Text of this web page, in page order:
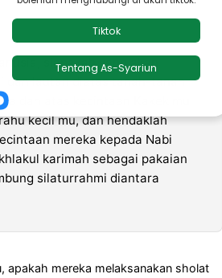
siapakah yang akan
dan lautan diatas tanah-tanah
dan atas kecintaan Kakek mu
kecil mu, dan hendaklah
mereka kepada Nabi
karimah sebagai pakaian
silaturrahmi diantara
apakah mereka melaksanakan sholat